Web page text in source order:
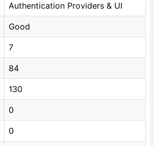
Authentication Providers & UI
Good
7
84
130
0
0